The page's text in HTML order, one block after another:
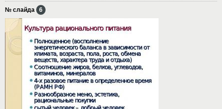
№ слайда 6